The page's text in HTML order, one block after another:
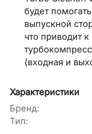
будет
выпускной
что приводит
(входная и
Характеристики
Бренд:
Тип: